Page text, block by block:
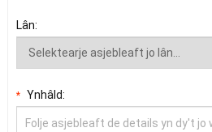
Lân:
* Ynhâld: